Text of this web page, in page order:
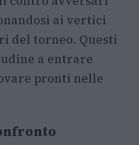
ai vertici
del torneo. Questi
a entrare
pronti nelle